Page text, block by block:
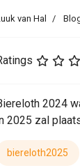
van Hal
2024
2025 zal
biereloth2025